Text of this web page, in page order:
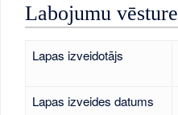
Labojumu vēsture
Lapas izveidotājs
Lapas izveides datums